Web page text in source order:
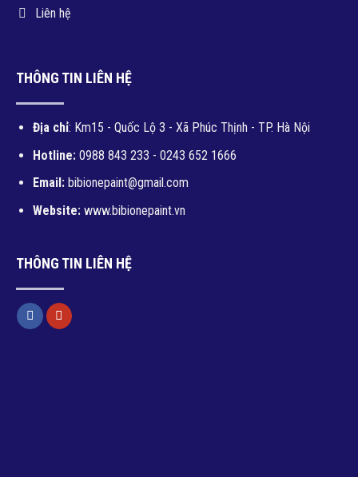
Liên hệ
THÔNG TIN LIÊN HỆ
Địa chỉ: Km15 - Quốc Lộ 3 - Xã Phúc Thịnh - TP. Hà Nội
Hotline: 0988 843 233 - 0243 652 1666
Email:bibionepaint@gmail.com
Website:www.bibionepaint.vn
THÔNG TIN LIÊN HỆ